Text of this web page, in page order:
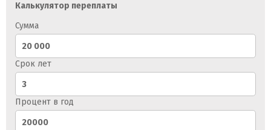
Калькулятор переплаты
Сумма
Срок лет
Процент в год